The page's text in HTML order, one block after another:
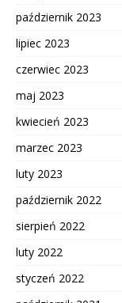
październik 2023
lipiec 2023
czerwiec 2023
maj 2023
kwiecień 2023
marzec 2023
luty 2023
październik 2022
sierpień 2022
luty 2022
styczeń 2022